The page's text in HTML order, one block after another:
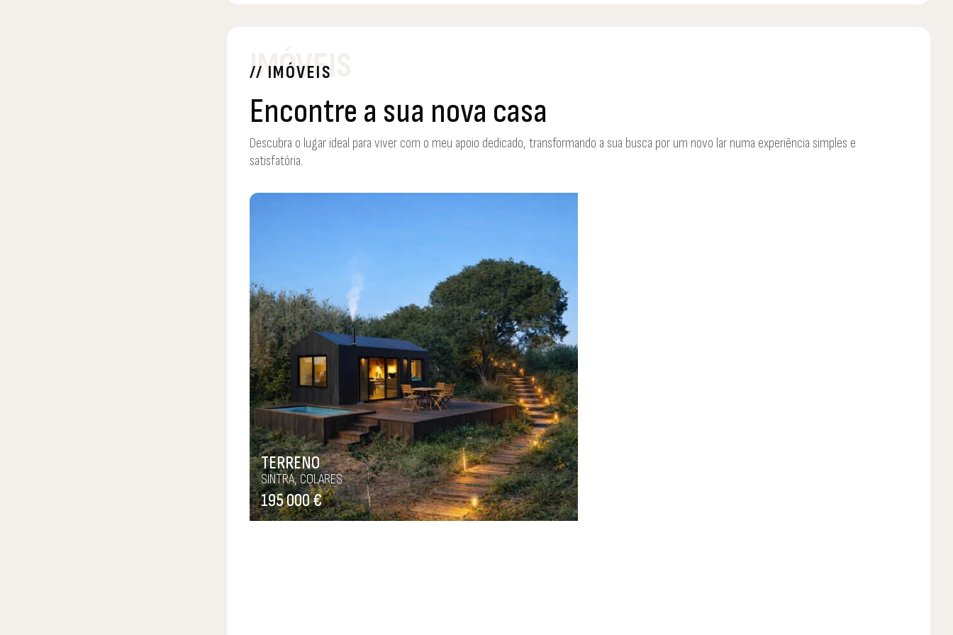
// IMÓVEIS
IMÓVEIS
Encontre a sua nova casa
Descubra o lugar ideal para viver com o meu apoio dedicado, transformando a sua busca por um novo lar numa experiência simples e
satisfatória.
TERRENO
SINTRA, COLARES
195 000 €